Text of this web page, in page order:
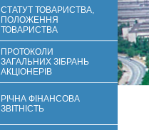
СТАТУТ ТОВАРИСТВА,
ПОЛОЖЕННЯ
ТОВАРИСТВА
ПРОТОКОЛИ
ЗАГАЛЬНИХ ЗІБРАНЬ
АКЦІОНЕРІВ
РІЧНА ФІНАНСОВА
ЗВІТНІСТЬ